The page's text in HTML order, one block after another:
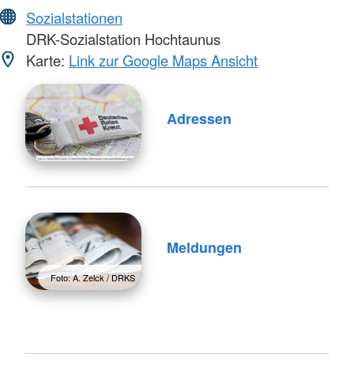
Sozialstationen
DRK-Sozialstation Hochtaunus
Karte: Link zur Google Maps Ansicht
Adressen
Foto: A. Zelck / DRKS
Meldungen